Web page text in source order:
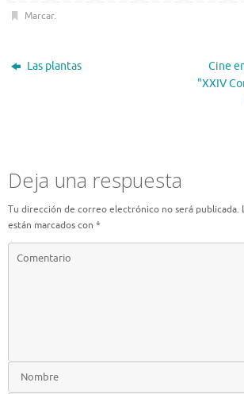
Marcar.
Las plantas
Cine
"XXIV
Deja una respuesta
Tu dirección de correo electrónico no será publicada.
están marcados con *